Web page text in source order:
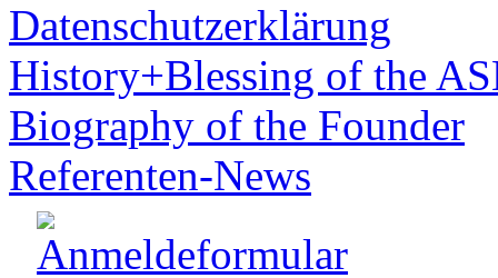
Datenschutzerklärung
History+Blessing of the
Biography of the Founder
Referenten-News